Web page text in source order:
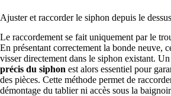
Ajuster et raccorder le siphon depuis le dessus
Le raccordement se fait uniquement par le
En présentant correctement la bonde neuve,
visser directement dans le siphon existant. Un
précis du siphon est alors essentiel pour
des pièces. Cette méthode permet de
démontage du tablier ni accès sous la